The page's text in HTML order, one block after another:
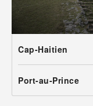
Cap-Haitien
Port-au-Prince